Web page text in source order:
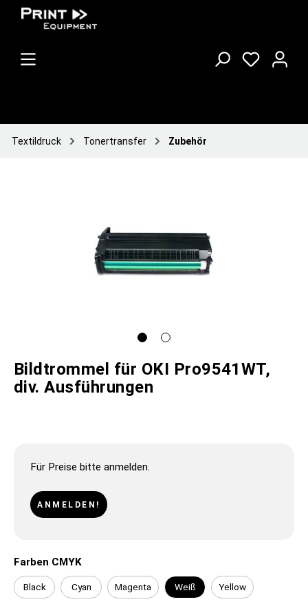
Textildruck Tonertransfer Zubehör
Bildtrommel für OKI Pro9541WT,
div. Ausführungen
Für Preise bitte anmelden.
ANMELDEN!
Farben CMYK
Black Cyan Magenta Weiß Yellow